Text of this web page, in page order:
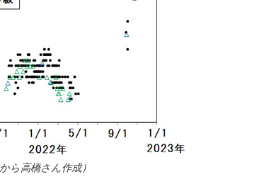
ら高橋さん作成）